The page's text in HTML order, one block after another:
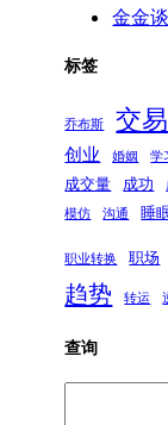
金金
标签
乔布斯 交易
创业 婚姻 学
成交量 成功
模仿 沟通 睡
职业转换 职场
趋势 转运
查询